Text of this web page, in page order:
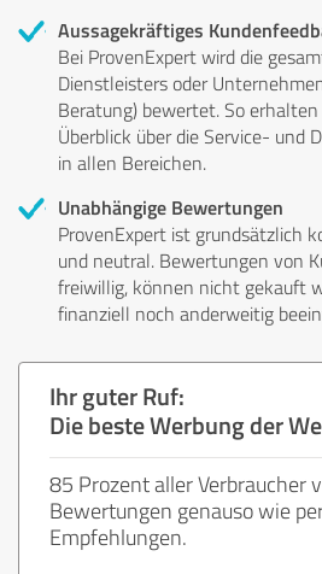
Aussagekräftiges
Bei ProvenExpert wird die
Dienstleisters oder
Beratung) bewertet. So
Überblick über die Service- und
in allen Bereichen.
Unabhängige Bewertungen
ProvenExpert ist grundsätzlich
und neutral. Bewertungen von
freiwillig, können nicht gekauft
finanziell noch anderweitig
Ihr guter Ruf:
Die beste Werbung der
85 Prozent aller Verbraucher
Bewertungen genauso wie
Empfehlungen.